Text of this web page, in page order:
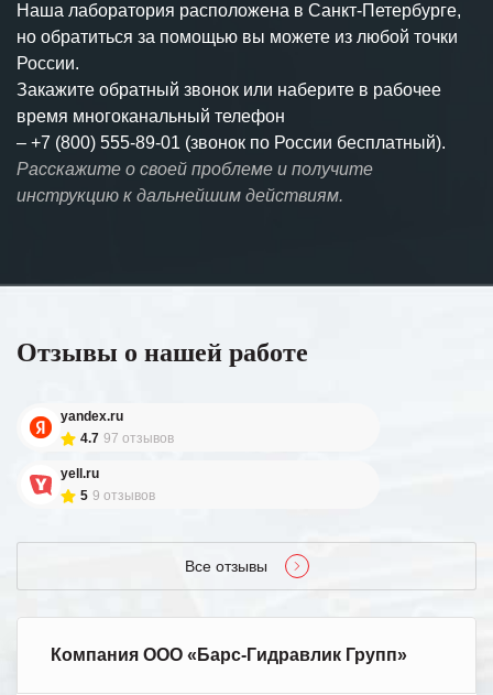
Наша лаборатория расположена в Санкт-Петербурге,
но обратиться за помощью вы можете из любой точки
России.
Закажите обратный звонок или наберите в рабочее
время многоканальный телефон
– +7 (800) 555-89-01 (звонок по России бесплатный).
Расскажите о своей проблеме и получите
инструкцию к дальнейшим действиям.
Отзывы о нашей работе
yandex.ru
4.7 97 отзывов
yell.ru
5 9 отзывов
Все отзывы
Компания ООО «Барс-Гидравлик Групп»